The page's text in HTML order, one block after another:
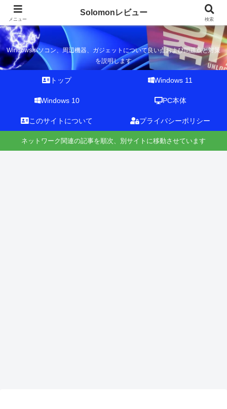
Solomonレビュー
Windowsパソコン、周辺機器、ガジェットについて良い点および問題点と対策
を説明します
トップ Windows 11
Windows 10 PC本体
このサイトについて プライバシーポリシー
ネットワーク関連の記事を順次、別サイトに移動させています
メニュー
Solomonレビュー
検索